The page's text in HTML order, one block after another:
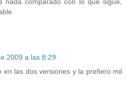
2009 a las 8:29
en las dos versiones y la prefiero mil